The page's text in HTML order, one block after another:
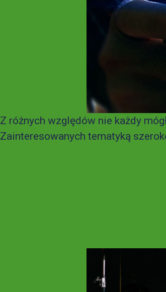
Z różnych względów nie każdy
Zainteresowanych tematyką